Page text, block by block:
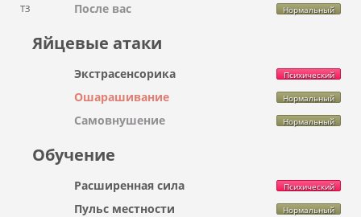
ТЗ После вас Нормальный
Яйцевые атаки
Экстрасенсорика Психический
Ошарашивание Нормальный
Самовнушение Нормальный
Обучение
Расширенная сила Психический
Пульс местности Нормальный